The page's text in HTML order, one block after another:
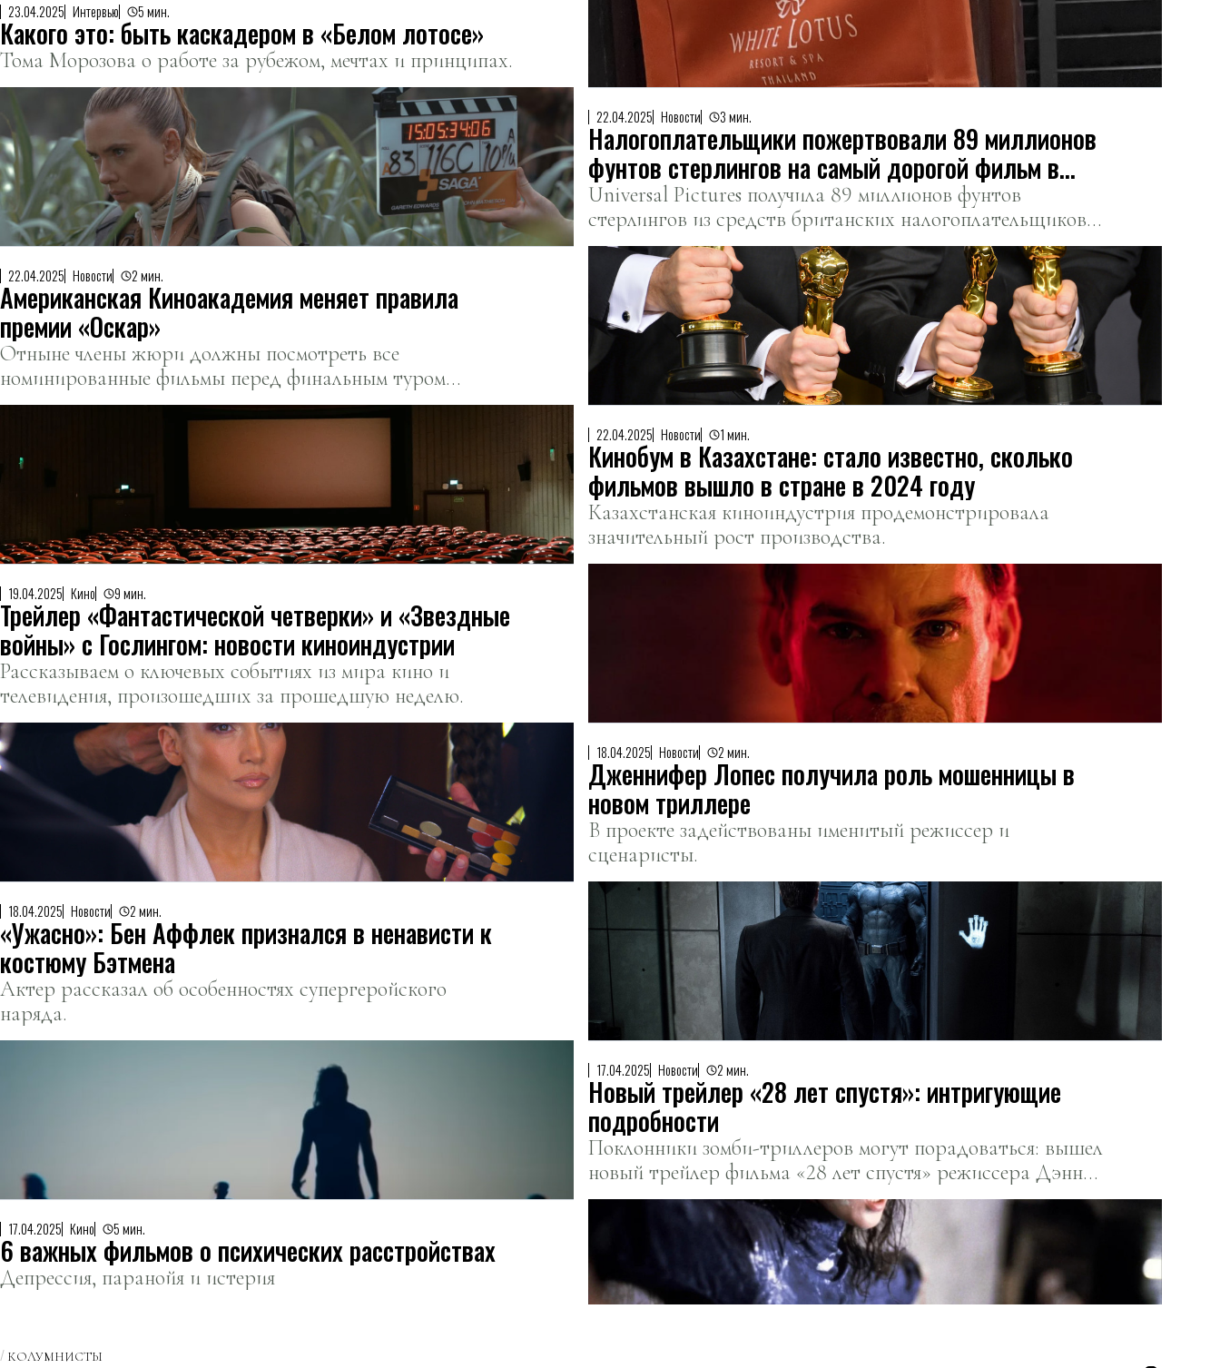
23.04.2025 Интервью 5 мин.
Какого это: быть каскадером в «Белом лотосе»
Тома Морозова о работе за рубежом, мечтах и принципах.
22.04.2025 Новости 3 мин.
Налогоплательщики пожертвовали 89 миллионов
фунтов стерлингов на самый дорогой фильм в
истории
Universal Pictures получила 89 миллионов фунтов
стерлингов из средств британских налогоплательщиков
для покрытия расходов на фильм «Мир Юрского
периода: Возрождение».
22.04.2025 Новости 2 мин.
Американская Киноакадемия меняет правила
премии «Оскар»
Отныне члены жюри должны посмотреть все
номинированные фильмы перед финальным туром
электронного голосования.
22.04.2025 Новости 1 мин.
Кинобум в Казахстане: стало известно, сколько
фильмов вышло в стране в 2024 году
Казахстанская киноиндустрия продемонстрировала
значительный рост производства.
19.04.2025 Кино 9 мин.
Трейлер «Фантастической четверки» и «Звездные
войны» с Гослингом: новости киноиндустрии
Рассказываем о ключевых событиях из мира кино и
телевидения, произошедших за прошедшую неделю.
18.04.2025 Новости 2 мин.
Дженнифер Лопес получила роль мошенницы в
новом триллере
В проекте задействованы именитый режиссер и
сценаристы.
18.04.2025 Новости 2 мин.
«Ужасно»: Бен Аффлек признался в ненависти к
костюму Бэтмена
Актер рассказал об особенностях супергеройского
наряда.
17.04.2025 Новости 2 мин.
Новый трейлер «28 лет спустя»: интригующие
подробности
Поклонники зомби-триллеров могут порадоваться: вышел
новый трейлер фильма «28 лет спустя» режиссера Дэнни
Бойла.
17.04.2025 Кино 5 мин.
6 важных фильмов о психических расстройствах
Депрессия, паранойя и истерия
КОЛУМНИСТЫ